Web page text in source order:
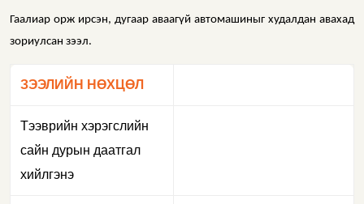
Гаалиар орж ирсэн, дугаар аваагүй автомашиныг худалдан авахад
зориулсан зээл.
ЗЭЭЛИЙН НӨХЦӨЛ
Тээврийн хэрэгслийн
сайн дурын даатгал
хийлгэнэ